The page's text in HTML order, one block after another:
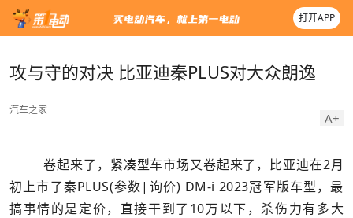
打开APP
攻与守的对决 比亚迪秦PLUS对大众朗逸
汽车之家
A+
卷起来了，紧凑型车市场又卷起来了，比亚迪在2月
初上市了秦PLUS(参数|询价) DM-i 2023冠军版车型，最
搞事情的是定价，直接干到了10万以下，杀伤力有多大